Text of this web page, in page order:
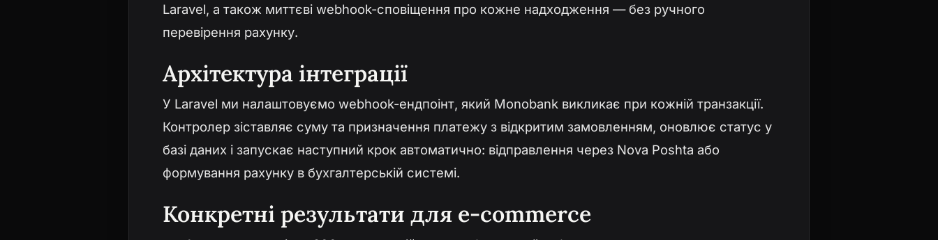
Laravel, а також миттєві webhook-сповіщення про кожне надходження — без ручного
перевірення рахунку.
Архітектура інтеграції
У Laravel ми налаштовуємо webhook-ендпоінт, який Monobank викликає при кожній транзакції.
Контролер зіставляє суму та призначення платежу з відкритим замовленням, оновлює статус у
базі даних і запускає наступний крок автоматично: відправлення через Nova Poshta або
формування рахунку в бухгалтерській системі.
Конкретні результати для e-commerce